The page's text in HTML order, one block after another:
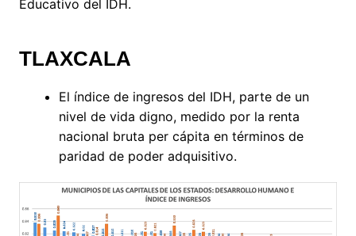
Educativo del IDH.
TLAXCALA
El índice de ingresos del IDH, parte de un
nivel de vida digno, medido por la renta
nacional bruta per cápita en términos de
paridad de poder adquisitivo.